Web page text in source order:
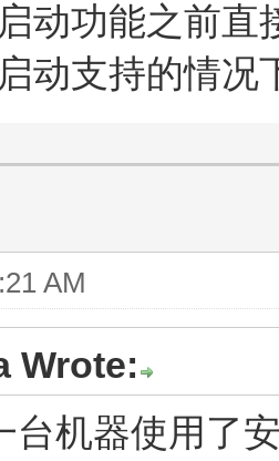
动功能之前直
动支持的情况
AM
Wrote:
台机器使用了